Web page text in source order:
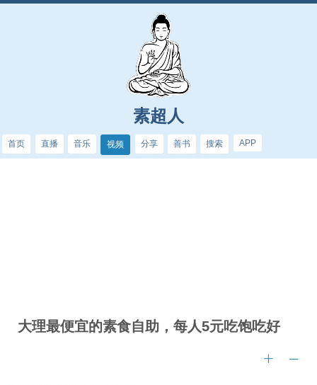
素超人
首页 直播 音乐 视频 分享 善书 搜索 APP
大理最便宜的素食自助，每人5元吃饱吃好